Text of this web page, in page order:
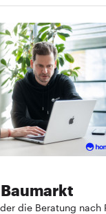
die Beratung nach